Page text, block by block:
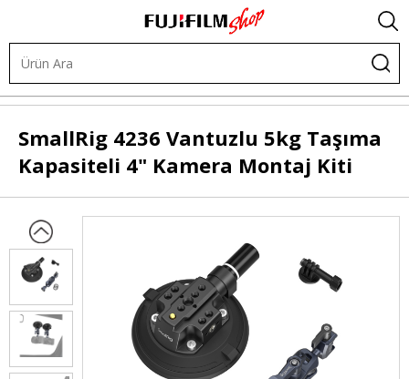
SmallRig 4236 Vantuzlu 5kg Taşıma
Kapasiteli 4" Kamera Montaj Kiti